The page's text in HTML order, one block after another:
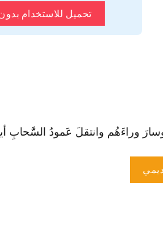
تحميل للاستخدام
وراءَهُم وا‏نتقلَ عَمودُ السَّحابِ‌ أيضا